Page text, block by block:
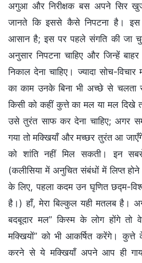
अगुआ और निरीक्षक बस अपने सिर
जानते कि इससे कैसे निपटना है। इस
आसान है; इस पर पहले संगति की जा
अनुसार निपटना चाहिए और जिन्हें
निकाल देना चाहिए। ज्यादा सोच-
का काम उनके बिना भी अच्छे से चलता
किसी को कहीं कुत्ते का मल या मल दिखे
उसे तुरंत साफ कर देना चाहिए; अगर
गया तो मक्खियाँ और मच्छर तुरंत आ
को शांति नहीं मिल सकती। इन
(कलीसिया में अनुचित संबंधों में लिप्त
के लिए, पहला कदम उन घृणित छद्म-
है।) हाँ, मेरा बिल्कुल यही मतलब है।
बदबूदार मल” किस्म के लोग होंगे तो
मक्खियों” को भी आकर्षित करेंगे।
करने से ये मक्खियाँ अपने आप ही